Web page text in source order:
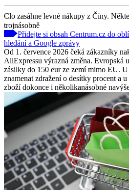
Clo zasáhne levné nákupy z Číny.
trojnásobně
Přidejte si obsah Centrum.cz do
hledání a Google zprávy
Od 1. července 2026 čeká zákazníky
AliExpressu výrazná změna. Evropská
zásilky do 150 eur ze zemí mimo EU.
znamenat zdražení o desítky procent a
zboží dokonce i několikanásobné